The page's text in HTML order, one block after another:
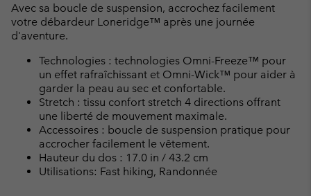
Avec sa boucle de suspension, accrochez facilement
votre débardeur Loneridge™ après une journée
d'aventure.
Technologies : technologies Omni-Freeze™ pour
un effet rafraîchissant et Omni-Wick™ pour aider à
garder la peau au sec et confortable.
Stretch : tissu confort stretch 4 directions offrant
une liberté de mouvement maximale.
Accessoires : boucle de suspension pratique pour
accrocher facilement le vêtement.
Hauteur du dos : 17.0 in / 43.2 cm
Utilisations: Fast hiking, Randonnée